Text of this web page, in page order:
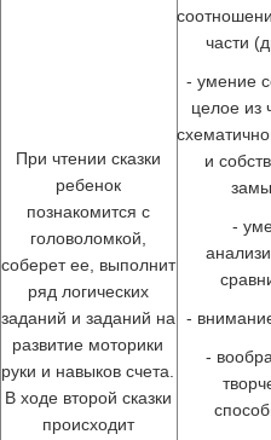
При чтении сказки
ребенок
познакомится с
головоломкой,
соберет ее, выполнит
ряд логических
заданий и заданий на
развитие моторики
руки и навыков счета.
В ходе второй сказки
происходит
части
- умение
целое из
и
-
-
-